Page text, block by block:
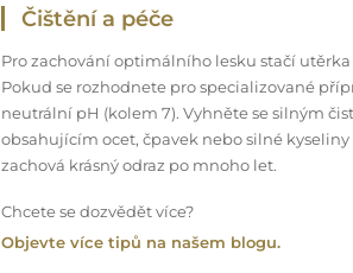
Čištění a péče
Pro zachování optimálního lesku stačí
Pokud se rozhodnete pro specializované
neutrální pH (kolem 7). Vyhněte se silným
obsahujícím ocet, čpavek nebo silné
zachová krásný odraz po mnoho let.
Chcete se dozvědět více?
Objevte více tipů na našem blogu.